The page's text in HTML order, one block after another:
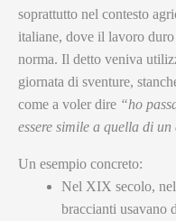
soprattutto nel contesto
italiane, dove il lavoro
norma. Il detto veniva
giornata di sventure,
come a voler dire “ho
essere simile a quella di
Un esempio concreto:
Nel XIX secolo,
braccianti usavano